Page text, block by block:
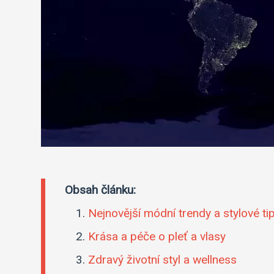
Obsah článku:
Nejnovější módní trendy a stylové
Krása a péče o pleť a vlasy
Zdravý životní styl a wellness